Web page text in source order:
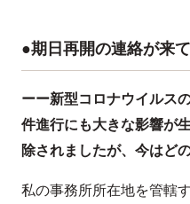
●期日再開の連絡が来
ーー新型コロナウイルス
件進行にも大きな影響が
除されましたが、今はど
私の事務所所在地を管轄